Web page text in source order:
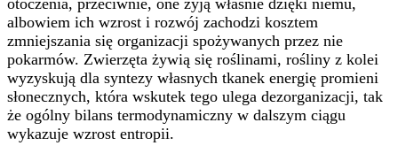
otoczenia, przeciwnie, one żyją właśnie dzięki niemu,
albowiem ich wzrost i rozwój zachodzi kosztem
zmniejszania się organizacji spożywanych przez nie
pokarmów. Zwierzęta żywią się roślinami, rośliny z kolei
wyzyskują dla syntezy własnych tkanek energię promieni
słonecznych, która wskutek tego ulega dezorganizacji, tak
że ogólny bilans termodynamiczny w dalszym ciągu
wykazuje wzrost entropii.